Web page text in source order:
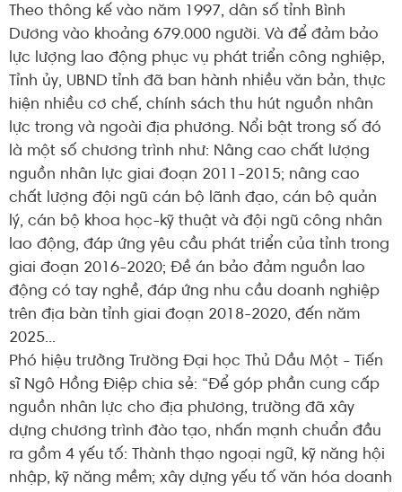
Theo thông kế vào năm 1997, dân số tỉnh Bình
Dương vào khoảng 679.000 người. Và để đảm bảo
lực lượng lao động phục vụ phát triển công nghiệp,
Tỉnh ủy, UBND tỉnh đã ban hành nhiều văn bản, thực
hiện nhiều cơ chế, chính sách thu hút nguồn nhân
lực trong và ngoài địa phương. Nổi bật trong số đó
là một số chương trình như: Nâng cao chất lượng
nguồn nhân lực giai đoạn 2011-2015; nâng cao
chất lượng đội ngũ cán bộ lãnh đạo, cán bộ quản
lý, cán bộ khoa học-kỹ thuật và đội ngũ công nhân
lao động, đáp ứng yêu cầu phát triển của tỉnh trong
giai đoạn 2016-2020; Đề án bảo đảm nguồn lao
động có tay nghề, đáp ứng nhu cầu doanh nghiệp
trên địa bàn tỉnh giai đoạn 2018-2020, đến năm
2025...
Phó hiệu trưởng Trường Đại học Thủ Dầu Một - Tiến
sĩ Ngô Hồng Điệp chia sẻ: “Để góp phần cung cấp
nguồn nhân lực cho địa phương, trường đã xây
dựng chương trình đào tạo, nhấn mạnh chuẩn đầu
ra gồm 4 yếu tố: Thành thạo ngoại ngữ, kỹ năng hội
nhập, kỹ năng mềm; xây dựng yếu tố văn hóa doanh